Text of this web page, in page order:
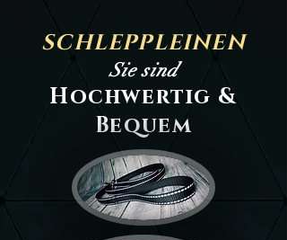
SCHLEPPLEINEN
Sie sind
Hochwertig &
Bequem